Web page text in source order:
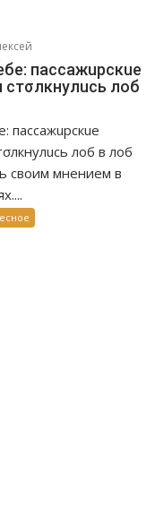
пассажuрскuе
лоб
пассажuрскuе
лоб в лоб
своим мнением в